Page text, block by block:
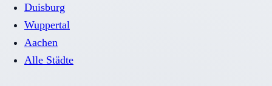
Duisburg
Wuppertal
Aachen
Alle Städte